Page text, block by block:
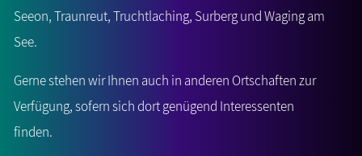
Seeon, Traunreut, Truchtlaching, Surberg und Waging am
See.
Gerne stehen wir Ihnen auch in anderen Ortschaften zur
Verfügung, sofern sich dort genügend Interessenten
finden.